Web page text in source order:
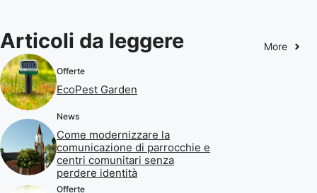
Articoli da leggere More
Offerte
EcoPest Garden
News
Come modernizzare la
comunicazione di parrocchie e
centri comunitari senza
perdere identità
Offerte